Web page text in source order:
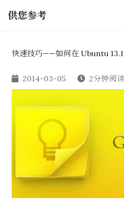
供您参考
快速技巧——如何在 Ubuntu
2014-03-05 2分钟阅